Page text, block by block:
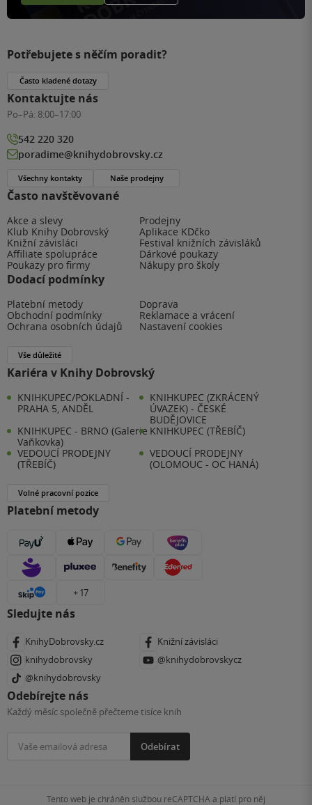
Často navštěvované
Akce a slevy
Prodejny
Klub Knihy Dobrovský
Aplikace KDčko
Knižní závisláci
Festival knižních závisláků
Affiliate spolupráce
Dárkové poukazy
Poukazy pro firmy
Nákupy pro školy
Dodací podmínky
Platební metody
Doprava
Obchodní podmínky
Reklamace a vrácení
Ochrana osobních údajů
Nastavení cookies
Vše důležité
Kariéra v Knihy Dobrovský
KNIHKUPEC/POKLADNÍ -
PRAHA 5, ANDĚL
KNIHKUPEC (ZKRÁCENÝ
ÚVAZEK) - ČESKÉ
BUDĚJOVICE
KNIHKUPEC - BRNO (Galerie
Vaňkovka)
KNIHKUPEC (TŘEBÍČ)
VEDOUCÍ PRODEJNY
(TŘEBÍČ)
VEDOUCÍ PRODEJNY
(OLOMOUC - OC HANÁ)
Volné pracovní pozice
Platební metody
+ 17
Sledujte nás
KnihyDobrovsky.cz
Knižní závisláci
knihydobrovsky
@knihydobrovskycz
@knihydobrovsky
Odebírejte nás
Každý měsíc společně přečteme tisíce knih
Odebírat
Potřebujete s něčím poradit?
Často kladené dotazy
Kontaktujte nás
Po–Pá: 8:00–17:00
542 220 320
poradime@knihydobrovsky.cz
Všechny kontakty Naše prodejny
Tento web je chráněn službou reCAPTCHA a platí pro něj